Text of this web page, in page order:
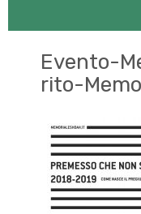
Evento-
rito-